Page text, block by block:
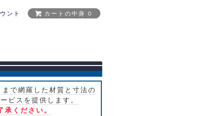
ント カートの中身 0
で網羅した材質と寸法の
ビスを提供します。
ください。